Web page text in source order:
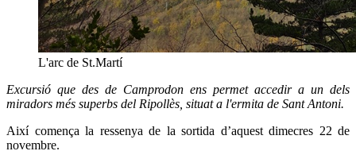
L'arc de St.Martí
Excursió que des de Camprodon ens permet accedir a un dels
miradors més superbs del Ripollès, situat a l'ermita de Sant Antoni.
Així comença la ressenya de la sortida d’aquest dimecres 22 de
novembre.